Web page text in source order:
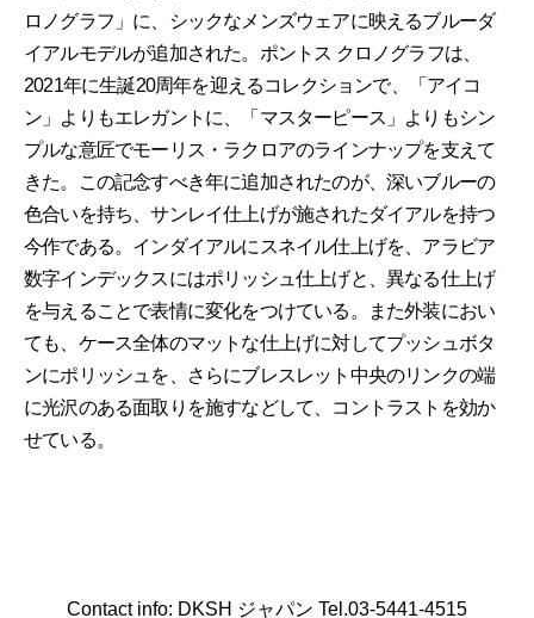
ロノグラフ」に、シックなメンズウェアに映えるブルーダ
イアルモデルが追加された。ポントス クロノグラフは、
2021年に生誕20周年を迎えるコレクションで、「アイコ
ン」よりもエレガントに、「マスターピース」よりもシン
プルな意匠でモーリス・ラクロアのラインナップを支えて
きた。この記念すべき年に追加されたのが、深いブルーの
色合いを持ち、サンレイ仕上げが施されたダイアルを持つ
今作である。インダイアルにスネイル仕上げを、アラビア
数字インデックスにはポリッシュ仕上げと、異なる仕上げ
を与えることで表情に変化をつけている。また外装におい
ても、ケース全体のマットな仕上げに対してプッシュボタ
ンにポリッシュを、さらにブレスレット中央のリンクの端
に光沢のある面取りを施すなどして、コントラストを効か
せている。
Contact info: DKSH ジャパン Tel.03-5441-4515